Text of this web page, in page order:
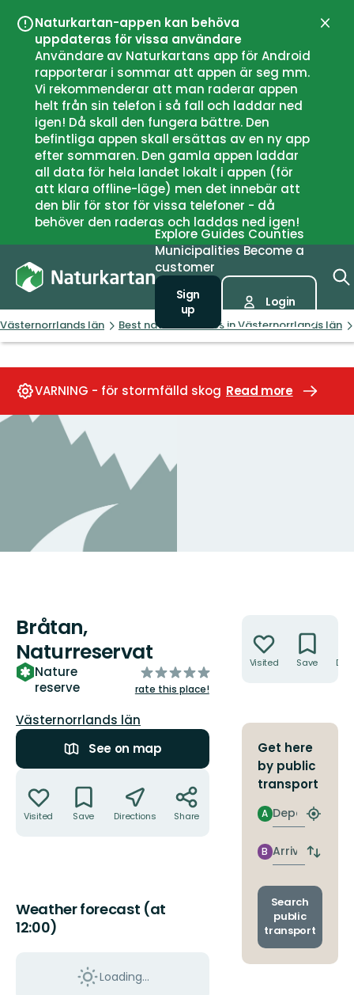
Naturkartan-appen kan behöva
uppdateras för vissa användare
Användare av Naturkartans app för Android
rapporterar i sommar att appen är seg mm.
Vi rekommenderar att man raderar appen
helt från sin telefon i så fall och laddar ned
igen! Då skall den fungera bättre. Den
befintliga appen skall ersättas av en ny app
efter sommaren. Den gamla appen laddar
all data för hela landet lokalt i appen (för
att klara offline-läge) men det innebär att
den blir för stor för vissa telefoner - då
behöver den raderas och laddas ned igen!
Close
Explore Guides Counties
Municipalities Become a
customer
Sign
up
Login
Västernorrlands län Best nature reserves in Västernorrlands län
VARNING - för stormfälld skog Read more
Bråtan,
Naturreservat
Nature
reserve
of
5
rate this place!
County:
Västernorrlands län
See on map
Visited Save Directions Share
Weather forecast (at
12:00)
Loading...
Visited Save
Get here
by public
transport
Departure
A
Find
stop
Arrival
B
Switch
and
Search
public
transport